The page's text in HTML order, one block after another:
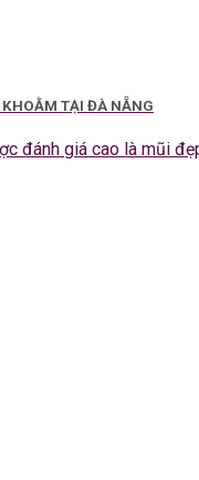
TẠI ĐÀ NẴNG
đánh giá cao là mũi